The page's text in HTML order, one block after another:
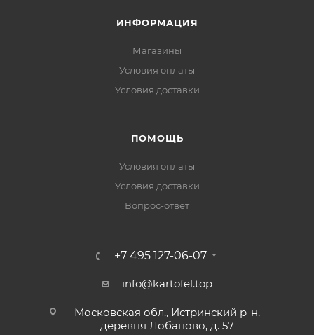
ИНФОРМАЦИЯ
Магазины
Условия оплаты
Условия доставки
ПОМОЩЬ
Условия оплаты
Условия доставки
Вопрос-ответ
+7 495 127-06-07
info@kartofel.top
Московская обл., Истринский р-н,
деревня Лобаново, д. 57